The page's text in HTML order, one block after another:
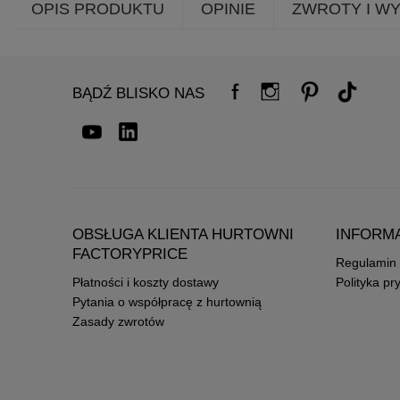
OPIS PRODUKTU OPINIE ZWROTY I
BĄDŹ BLISKO NAS
OBSŁUGA KLIENTA HURTOWNI
FACTORYPRICE
Płatności i koszty dostawy
Pytania o współpracę z hurtownią
Zasady zwrotów
Regulamin
Polityka